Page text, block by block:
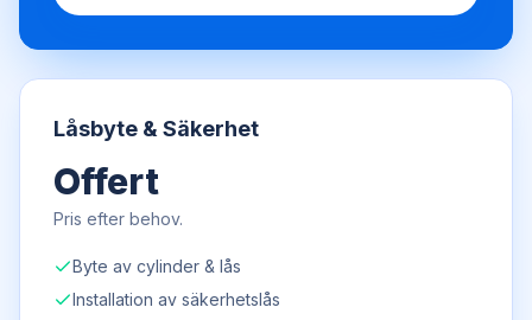
Låsbyte & Säkerhet
Offert
Pris efter behov.
Byte av cylinder & lås
Installation av säkerhetslås